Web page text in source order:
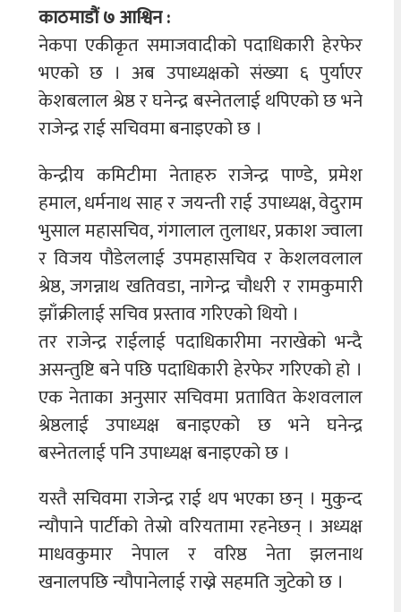
काठमाडौं ७ आश्विन :
नेकपा एकीकृत समाजवादीको पदाधिकारी हेरफेर
भएको छ । अब उपाध्यक्षको संख्या ६ पुर्याएर
केशबलाल श्रेष्ठ र घनेन्द्र बस्नेतलाई थपिएको छ भने
राजेन्द्र राई सचिवमा बनाइएको छ ।
केन्द्रीय कमिटीमा नेताहरु राजेन्द्र पाण्डे, प्रमेश
हमाल, धर्मनाथ साह र जयन्ती राई उपाध्यक्ष, वेदुराम
भुसाल महासचिव, गंगालाल तुलाधर, प्रकाश ज्वाला
र विजय पौडेललाई उपमहासचिव र केशलवलाल
श्रेष्ठ, जगन्नाथ खतिवडा, नागेन्द्र चौधरी र रामकुमारी
झाँक्रीलाई सचिव प्रस्ताव गरिएको थियो ।
तर राजेन्द्र राईलाई पदाधिकारीमा नराखेको भन्दै
असन्तुष्टि बने पछि पदाधिकारी हेरफेर गरिएको हो ।
एक नेताका अनुसार सचिवमा प्रतावित केशवलाल
श्रेष्ठलाई उपाध्यक्ष बनाइएको छ भने घनेन्द्र
बस्नेतलाई पनि उपाध्यक्ष बनाइएको छ ।
यस्तै सचिवमा राजेन्द्र राई थप भएका छन् । मुकुन्द
न्यौपाने पार्टीको तेस्रो वरियतामा रहनेछन् । अध्यक्ष
माधवकुमार नेपाल र वरिष्ठ नेता झलनाथ
खनालपछि न्यौपानेलाई राख्ने सहमति जुटेको छ ।